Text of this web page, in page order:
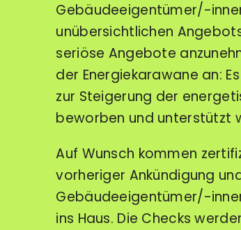
Gebäudeeigentümer/-
unübersichtlichen
seriöse Angebote
der Energiekarawane an:
zur Steigerung der
beworben und unterstützt
Auf Wunsch kommen
vorheriger Ankündigung
Gebäudeeigentümer/-
ins Haus. Die Checks